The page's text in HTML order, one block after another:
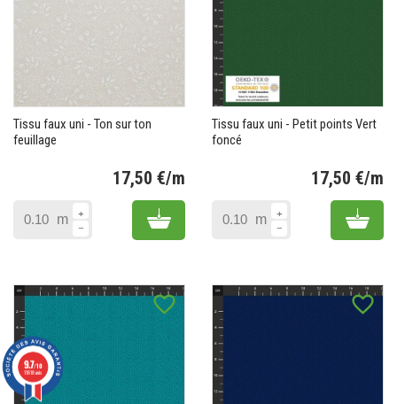
Tissu faux uni - Ton sur ton
feuillage
17,50 €/m
m Add to cart
Tissu faux uni - Petit points Vert
foncé
17,50 €/m
m Add
favorite_border favorite_border
9.7/10
11818 avis